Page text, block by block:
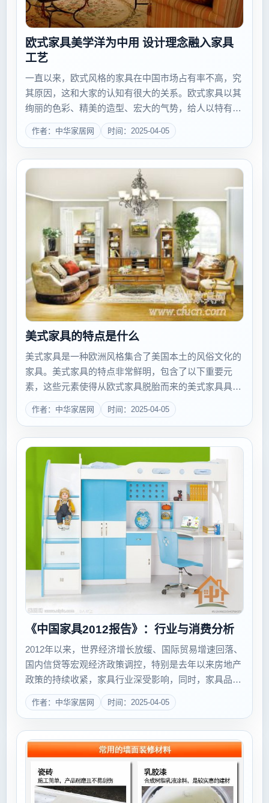
欧式家具美学洋为中用 设计理念融入家具
工艺
一直以来，欧式风格的家具在中国市场占有率不高，究
其原因，这和大家的认知有很大的关系。欧式家具以其
绚丽的色彩、精美的造型、宏大的气势，给人以特有的
雍容华贵之感，淋漓尽致地体现出主人的财富和成就，
而制作上的精雕细琢，更让人处处感受到产品的工艺与
作者：中华家居网 时间：2025-04-05
美式家具的特点是什么
美式家具是一种欧洲风格集合了美国本土的风俗文化的
家具。美式家具的特点非常鲜明，包含了以下重要元
素，这些元素使得从欧式家具脱胎而来的美式家具具有
其鲜明的特点。一、美式家具的特点之一：舒适性每每
提及&ldquo;美式家具&rdquo;，人们的第一印象，往往
作者：中华家居网 时间：2025-04-05
《中国家具2012报告》：行业与消费分析
2012年以来，世界经济增长放缓、国际贸易增速回落、
国内信贷等宏观经济政策调控，特别是去年以来房地产
政策的持续收紧，家具行业深受影响，同时，家具品牌
竞争、营销多元化、产品设计、企业成本方面的变化，
进一步促动了家具行业变局暗潮涌动。 与此同时，
作者：中华家居网 时间：2025-04-05